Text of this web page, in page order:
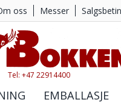
oss Messer
Tel: +47 22914400
EMBALLASJE